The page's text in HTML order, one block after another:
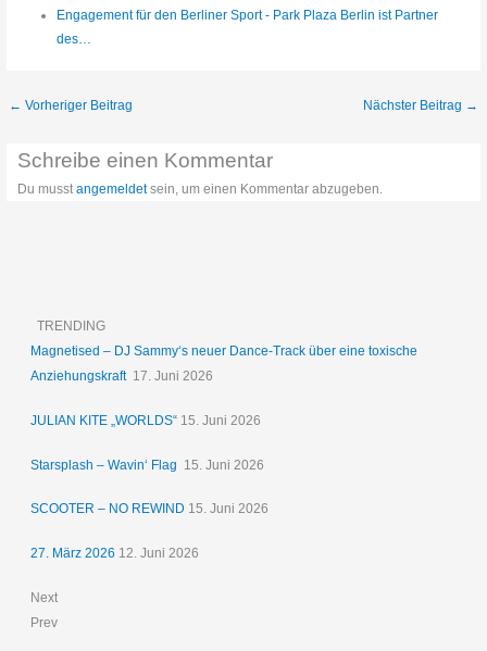
Engagement für den Berliner Sport - Park Plaza Berlin ist Partner
des…
← Vorheriger Beitrag Nächster Beitrag →
Schreibe einen Kommentar
Du musstangemeldetsein, um einen Kommentar abzugeben.
TRENDING
Magnetised – DJ Sammy‘s neuer Dance-Track über eine toxische
Anziehungskraft 17. Juni 2026
JULIAN KITE „WORLDS“ 15. Juni 2026
Starsplash – Wavin‘ Flag 15. Juni 2026
SCOOTER – NO REWIND 15. Juni 2026
27. März 2026 12. Juni 2026
Next
Prev